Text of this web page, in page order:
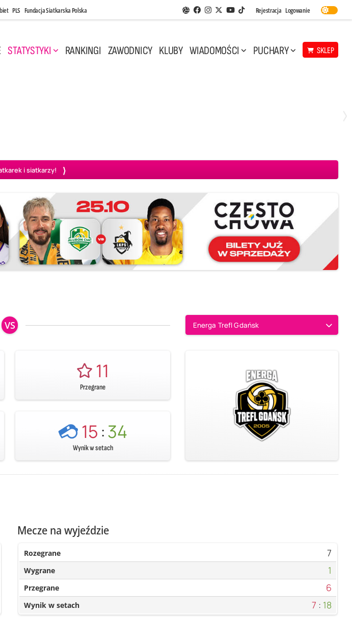
PLS Fundacja Siatkarska Polska Aplikacja Siatkarskie Ligi
Facebook
Instagram
Twitter
Youtube
TikTok
Rejestracja Logowanie
STATYSTYKI RANKINGI ZAWODNICY KLUBY WIADOMOŚCI PUCHARY SKLEP
i siatkarzy!
VS Energa Trefl Gdańsk
11
Przegrane
15:34
Wynik w setach
Mecze na wyjeździe
Rozegrane 7
Wygrane 1
Przegrane 6
Wynik w setach 7 : 18